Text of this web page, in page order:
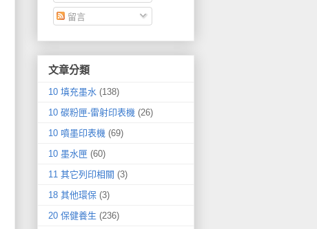
留言
文章分類
10 填充墨水 (138)
10 碳粉匣-雷射印表機 (26)
10 噴墨印表機 (69)
10 墨水匣 (60)
11 其它列印相關 (3)
18 其他環保 (3)
20 保健養生 (236)